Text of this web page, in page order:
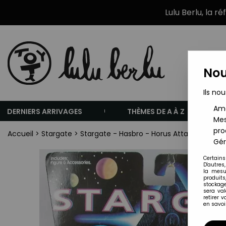
Lulu Berlu, la
DERNIERS ARRIVAGES THÈMES DE A À Z
Accueil > Stargate > Stargate - Hasbro - Horus Attack Pilot
Ils
la
sera
retirer
en